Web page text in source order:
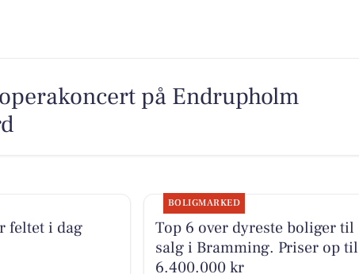
på Endrupholm
feltet i dag
BOLIGMARKED
Top 6 over dyreste boliger til
salg i Bramming. Priser op til
6.400.000 kr